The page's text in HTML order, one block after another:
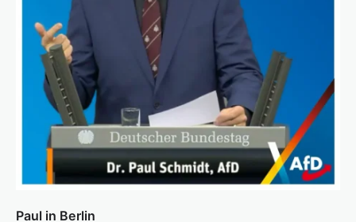
Paul in Berlin